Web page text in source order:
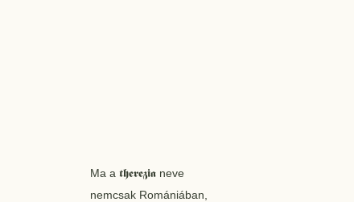
Ma a therezia neve
nemcsak Romániában,